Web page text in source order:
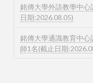
銘傳大學外語教學中心
日期:2026.08.05)
銘傳大學通識教育中心
師1名(截止日期